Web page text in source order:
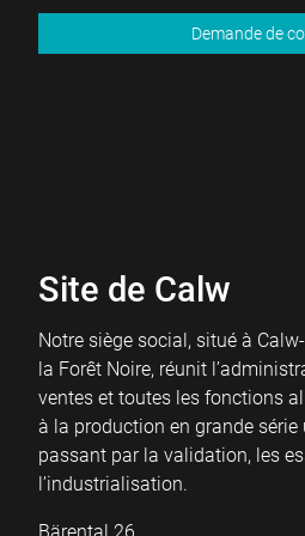
Site de Calw
Notre siège social, situé à
la Forêt Noire, réunit
ventes et toutes les fonctions
à la production en grande
passant par la validation, les
l’industrialisation.